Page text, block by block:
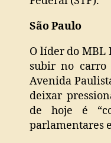
São Paulo
O líder do MBL
subir no carro
Avenida
deixar
de hoje é
parlamentares